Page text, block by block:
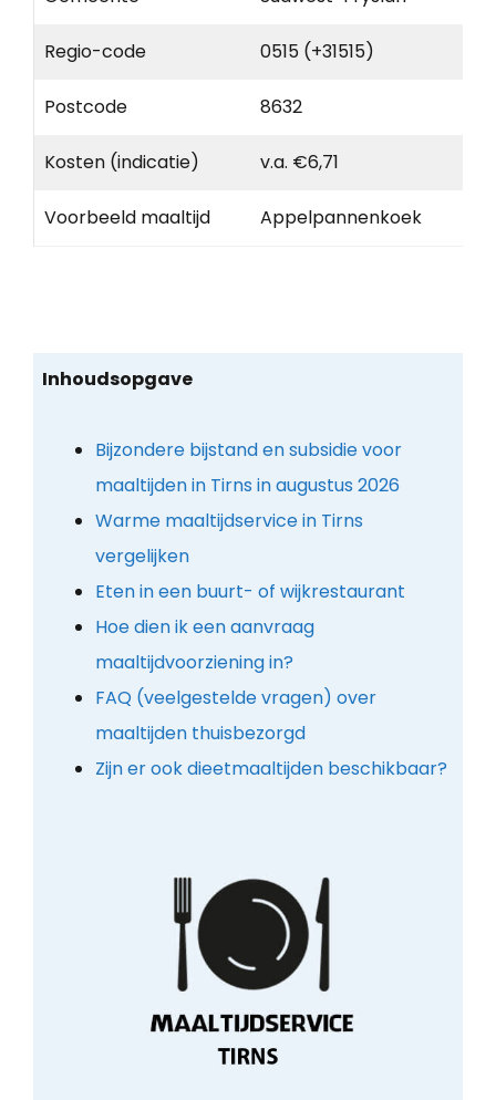
Regio-code 0515 (+31515)
Postcode 8632
Kosten (indicatie) v.a. €6,71
Voorbeeld maaltijd Appelpannenkoek
Inhoudsopgave
Bijzondere bijstand en subsidie voor
maaltijden in Tirns in augustus 2026
Warme maaltijdservice in Tirns
vergelijken
Eten in een buurt- of wijkrestaurant
Hoe dien ik een aanvraag
maaltijdvoorziening in?
FAQ (veelgestelde vragen) over
maaltijden thuisbezorgd
Zijn er ook dieetmaaltijden beschikbaar?